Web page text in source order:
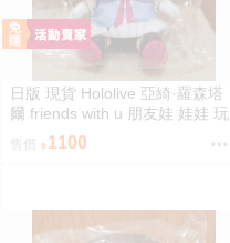
日版 現貨 Hololive 亞綺·羅森塔
爾 friends with u 朋友娃 娃娃 玩
偶 布偶 亞綺羅森 Akirose アキ・
ローゼンタール
售價 1100